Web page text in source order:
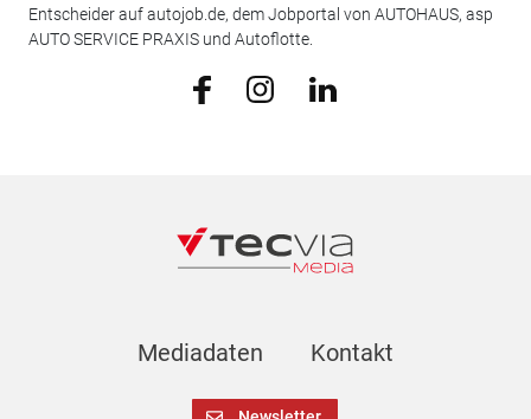
Entscheider auf autojob.de, dem Jobportal von AUTOHAUS, asp
AUTO SERVICE PRAXIS und Autoflotte.
Mediadaten Kontakt